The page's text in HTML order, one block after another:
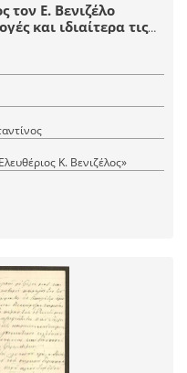
τον Ε. Βενιζέλο
και ιδιαίτερα τις
στο δήμο
Κ. Βενιζέλος»